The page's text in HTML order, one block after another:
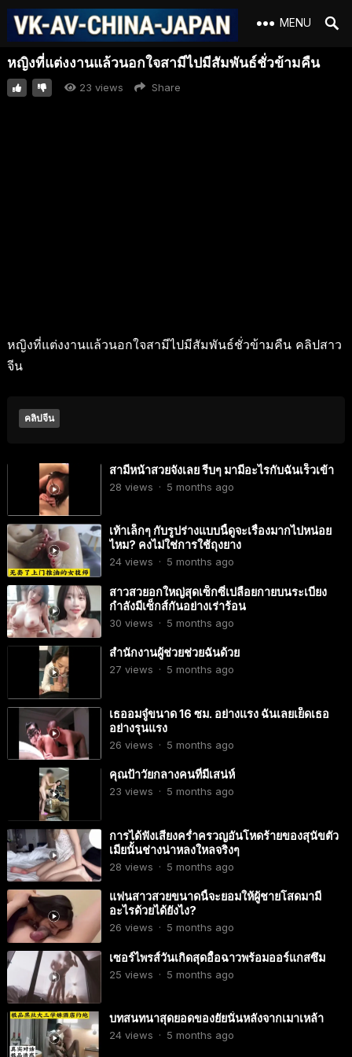
MENU
หญิงที่แต่งงานแล้วนอกใจสามีไปมีสัมพันธ์ชั่วข้ามคืน
23 views Share
หญิงที่แต่งงานแล้วนอกใจสามีไปมีสัมพันธ์ชั่วข้ามคืน คลิปสาว
จีน
คลิปจีน
สามีหน้าสวยจังเลย รีบๆ มามีอะไรกับฉันเร็วเข้า
28 views · 5 months ago
เท้าเล็กๆ กับรูปร่างแบบนี้ดูจะเรื่องมากไปหน่อย
ไหม? คงไม่ใช่การใช้ถุงยาง
24views · 5 months ago
สาวสวยอกใหญ่สุดเซ็กซี่เปลือยกายบนระเบียง
กำลังมีเซ็กส์กันอย่างเร่าร้อน
30 views · 5 months ago
สำนักงานผู้ช่วยช่วยฉันด้วย
27 views · 5 months ago
เธออมจู๋ขนาด 16 ซม. อย่างแรง ฉันเลยเย็ดเธอ
อย่างรุนแรง
26 views · 5 months ago
คุณป้าวัยกลางคนที่มีเสน่ห์
23 views · 5 months ago
การได้ฟังเสียงคร่ำครวญอันโหดร้ายของสุนัขตัว
เมียนั้นช่างน่าหลงใหลจริงๆ
28 views · 5 months ago
แฟนสาวสวยขนาดนี้จะยอมให้ผู้ชายโสดมามี
อะไรด้วยได้ยังไง?
26 views · 5 months ago
เซอร์ไพรส์วันเกิดสุดอื้อฉาวพร้อมออร์แกสซึม
25 views · 5 months ago
บทสนทนาสุดยอดของยัยนั่นหลังจากเมาเหล้า
24views · 5 months ago